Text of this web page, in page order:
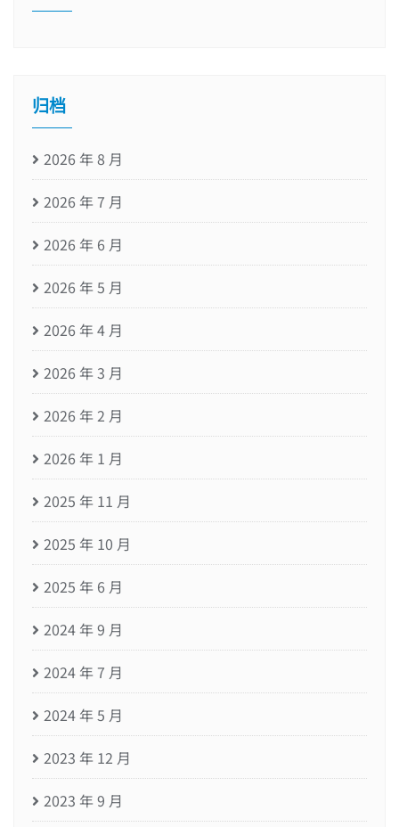
归档
2026 年 8 月
2026 年 7 月
2026 年 6 月
2026 年 5 月
2026 年 4 月
2026 年 3 月
2026 年 2 月
2026 年 1 月
2025 年 11 月
2025 年 10 月
2025 年 6 月
2024 年 9 月
2024 年 7 月
2024 年 5 月
2023 年 12 月
2023 年 9 月